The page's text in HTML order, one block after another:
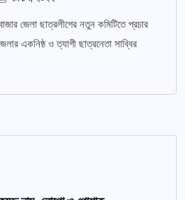
জেলা ছাত্রলীগের নতুন কমিটিতে প্রচার
একনিষ্ঠ ও ত্যাগী ছাত্রনেতা সাব্বির